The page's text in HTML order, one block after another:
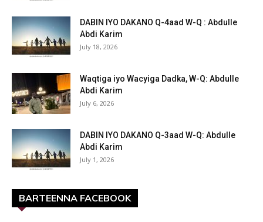
DABIN IYO DAKANO Q-4aad W-Q : Abdulle
Abdi Karim
July 18, 2026
Waqtiga iyo Wacyiga Dadka, W-Q: Abdulle
Abdi Karim
July 6, 2026
DABIN IYO DAKANO Q-3aad W-Q: Abdulle
Abdi Karim
July 1, 2026
BARTEENNA FACEBOOK